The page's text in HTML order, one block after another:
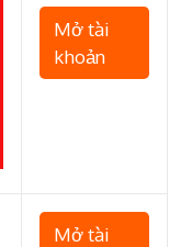
Mở tài
khoản
Mở tài